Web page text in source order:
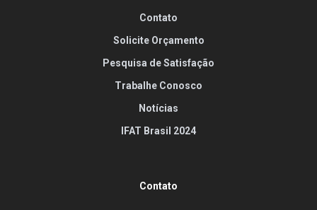
Contato
Solicite Orçamento
Pesquisa de Satisfação
Trabalhe Conosco
Notícias
IFAT Brasil 2024
Contato